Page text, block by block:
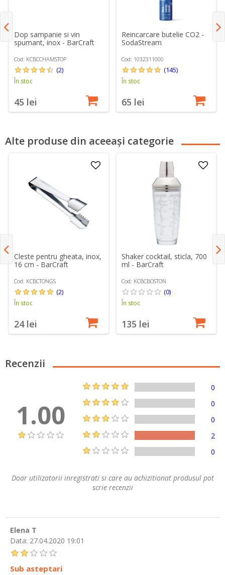
Dop sampanie si vin
spumant, inox - BarCraft
Cod: KCBCCHAMSTOP
(2)
În stoc
45 lei
Reincarcare butelie CO2 -
SodaStream
Cod: 1032311000
(145)
În stoc
65 lei
Alte produse din aceeași categorie
Cleste pentru gheata, inox,
16 cm - BarCraft
Cod: KCBCTONGS
(2)
În stoc
24 lei
Shaker cocktail, sticla, 700
ml - BarCraft
Cod: KCBCBOSTON
(0)
În stoc
135 lei
Recenzii
1.00
0
0
0
2
0
Doar utilizatorii inregistrati si care au achizitionat produsul pot
scrie recenzii
Elena T
Data: 27.04.2020 19:01
Sub asteptari